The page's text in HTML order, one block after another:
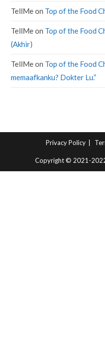
TellMeon Top of the Food
TellMeon Top of the Food
(Akhir)
TellMeon Top of the Food
memaafkanku? Dokter Lu.”
Privacy Policy
Copyright © 2021-